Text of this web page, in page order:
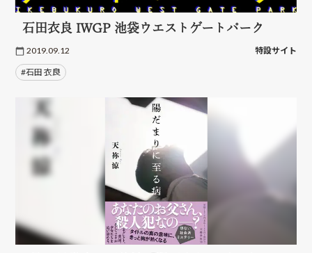
石田衣良 IWGP 池袋ウエストゲートパーク
2019.09.12 特設サイト
#石田 衣良